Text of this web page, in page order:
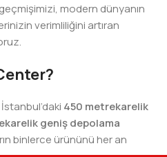
modern dünyanın
verimliliğini artıran
İstanbul’daki 450 metrekarelik
geniş depolama
binlerce ürününü her an